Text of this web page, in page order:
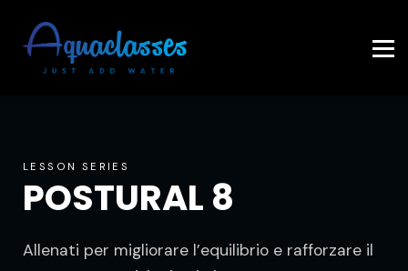
Accedi
LESSON SERIES
POSTURAL 8
Allenati per migliorare l’equilibrio e rafforzare il